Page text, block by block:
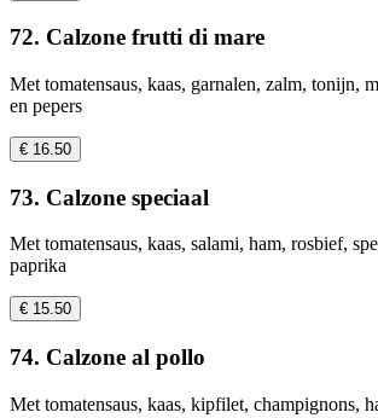
72. Calzone frutti di mare
Met tomatensaus, kaas, garnalen, zalm, tonijn,
en pepers
€ 16.50
73. Calzone speciaal
Met tomatensaus, kaas, salami, ham, rosbief,
paprika
€ 15.50
74. Calzone al pollo
Met tomatensaus, kaas, kipfilet, champignons,